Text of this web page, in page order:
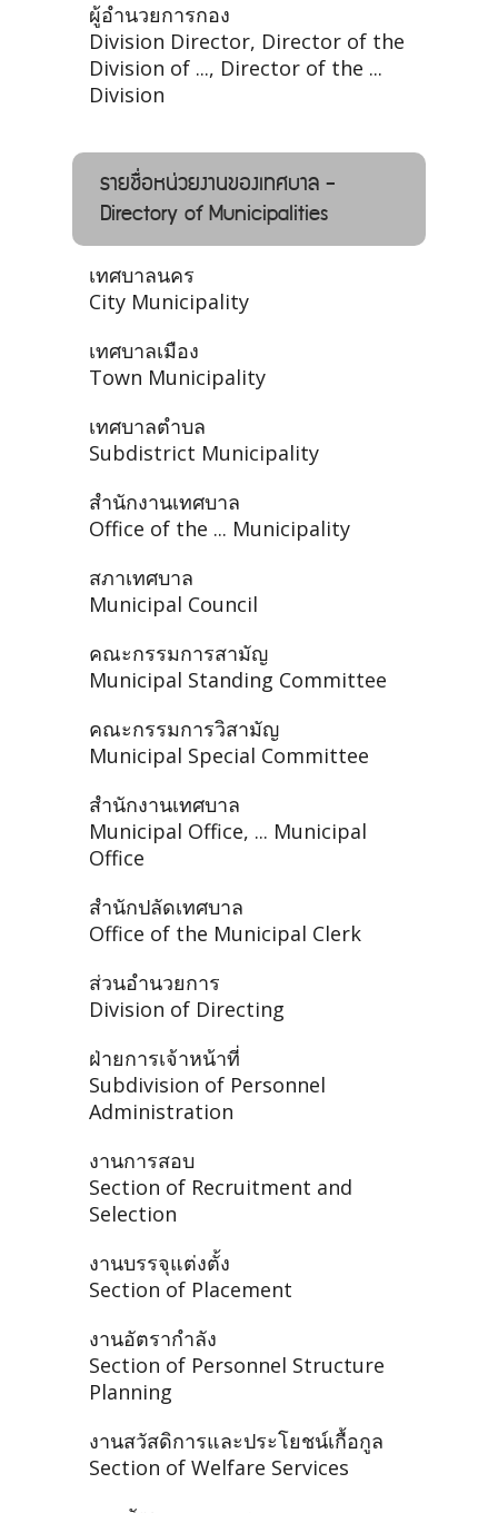
ผู้อำนวยการกอง
Division Director, Director of the
Division of ..., Director of the ...
Division
รายชื่อหน่วยงานของเทศบาล -
Directory of Municipalities
เทศบาลนคร
City Municipality
เทศบาลเมือง
Town Municipality
เทศบาลตำบล
Subdistrict Municipality
สำนักงานเทศบาล
Office of the ... Municipality
สภาเทศบาล
Municipal Council
คณะกรรมการสามัญ
Municipal Standing Committee
คณะกรรมการวิสามัญ
Municipal Special Committee
สำนักงานเทศบาล
Municipal Office, ... Municipal
Office
สำนักปลัดเทศบาล
Office of the Municipal Clerk
ส่วนอำนวยการ
Division of Directing
ฝ่ายการเจ้าหน้าที่
Subdivision of Personnel
Administration
งานการสอบ
Section of Recruitment and
Selection
งานบรรจุแต่งตั้ง
Section of Placement
งานอัตรากำลัง
Section of Personnel Structure
Planning
งานสวัสดิการและประโยชน์เกื้อกูล
Section of Welfare Services